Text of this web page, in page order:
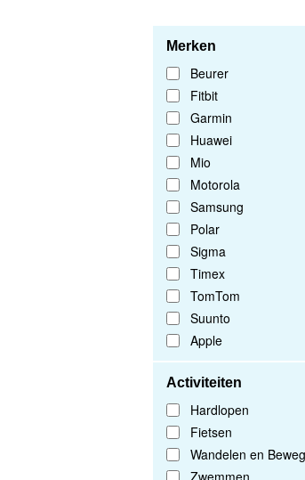
Merken
Beurer
Fitbit
Garmin
Huawei
Mio
Motorola
Samsung
Polar
Sigma
Timex
TomTom
Suunto
Apple
Activiteiten
Hardlopen
Fietsen
Wandelen en